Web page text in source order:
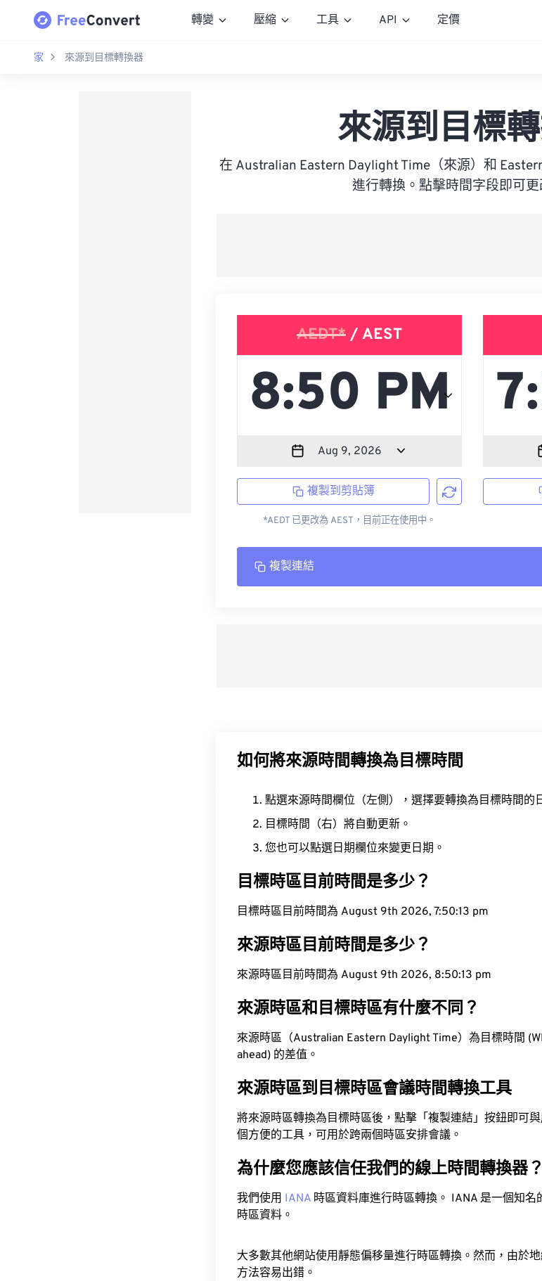
轉變 壓縮 工具 API 定價
家 來源到目標轉換器
來源到目標
在 Australian Eastern Daylight Time（來源）和
進行轉換。點擊時間字段即可更
AEDT* / AEST
複製到剪貼簿
*AEDT 已更改為 AEST，目前正在使用中。
複製連結
如何將來源時間轉換為目標時間
點選來源時間欄位（左側），選擇要轉換為目標時間的
目標時間（右）將自動更新。
您也可以點選日期欄位來變更日期。
目標時區目前時間是多少？
目標時區目前時間為 August 9th 2026, 7:50:14 pm
來源時區目前時間是多少？
來源時區目前時間為 August 9th 2026, 8:50:14 pm
來源時區和目標時區有什麼不同？
來源時區（Australian Eastern Daylight Time）為目標時間
ahead) 的差值。
來源時區到目標時區會議時間轉換工具
將來源時區轉換為目標時區後，點擊「複製連結」按鈕即可
個方便的工具，可用於跨兩個時區安排會議。
為什麼您應該信任我們的線上時間轉換器？
我們使用 IANA 時區資料庫進行時區轉換。 IANA 是一個知
時區資料。
大多數其他網站使用靜態偏移量進行時區轉換。然而，由於
方法容易出錯。